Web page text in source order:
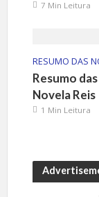
7 Min Leitura
RESUMO DAS
Resumo
Novela Reis
1 Min Leitura